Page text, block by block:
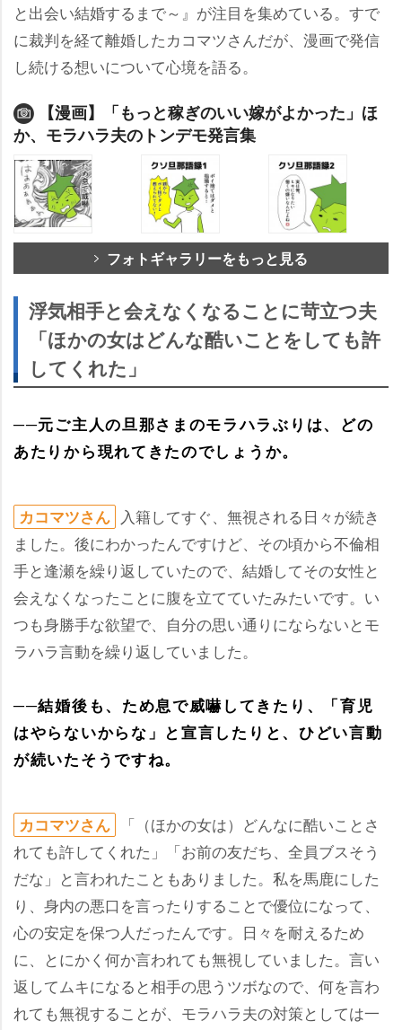
と出会い結婚するまで～』が注目を集めている。すで
に裁判を経て離婚したカコマツさんだが、漫画で発信
し続ける想いについて心境を語る。
【漫画】「もっと稼ぎのいい嫁がよかった」ほ
か、モラハラ夫のトンデモ発言集
フォトギャラリーをもっと見る
浮気相手と会えなくなることに苛立つ夫
「ほかの女はどんな酷いことをしても許
してくれた」
──元ご主人の旦那さまのモラハラぶりは、どの
あたりから現れてきたのでしょうか。
カコマツさん 入籍してすぐ、無視される日々が続き
ました。後にわかったんですけど、その頃から不倫相
手と逢瀬を繰り返していたので、結婚してその女性と
会えなくなったことに腹を立てていたみたいです。い
つも身勝手な欲望で、自分の思い通りにならないとモ
ラハラ言動を繰り返していました。
──結婚後も、ため息で威嚇してきたり、「育児
はやらないからな」と宣言したりと、ひどい言動
が続いたそうですね。
カコマツさん
「（ほかの女は）どんなに酷いことさ
れても許してくれた」「お前の友だち、全員ブスそう
だな」と言われたこともありました。私を馬鹿にした
り、身内の悪口を言ったりすることで優位になって、
心の安定を保つ人だったんです。日々を耐えるため
に、とにかく何か言われても無視していました。言い
返してムキになると相手の思うツボなので、何を言わ
れても無視することが、モラハラ夫の対策としては一